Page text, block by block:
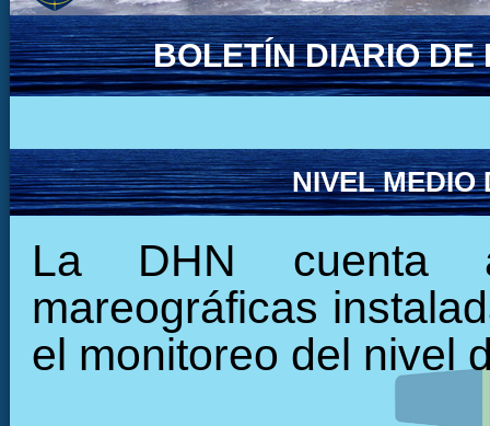
BOLETÍN DIARIO DE
NIVEL MEDIO
La DHN cuenta
mareográficas
el monitoreo del nivel